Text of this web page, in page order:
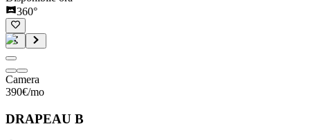
360°
Camera
390€/mo
DRAPEAU B